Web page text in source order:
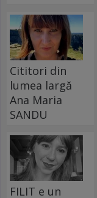
Cititori din
lumea largă
Ana Maria
SANDU
FILIT e un